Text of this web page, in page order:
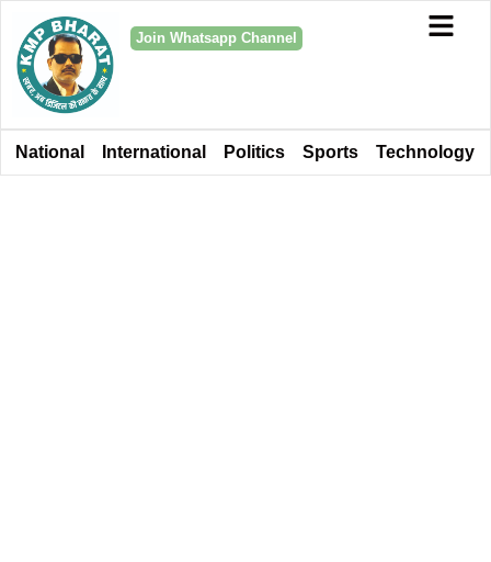
Join Whatsapp Channel
National International Politics Sports Technology